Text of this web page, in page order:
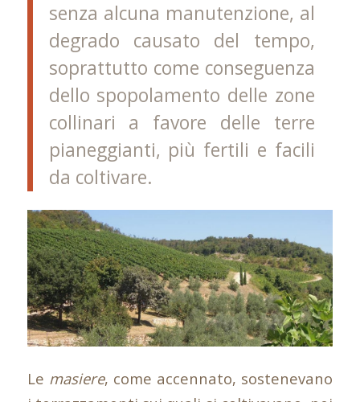
senza alcuna manutenzione, al
degrado causato del tempo,
soprattutto come conseguenza
dello spopolamento delle zone
collinari a favore delle terre
pianeggianti, più fertili e facili
da coltivare.
Le masiere, come accennato, sostenevano